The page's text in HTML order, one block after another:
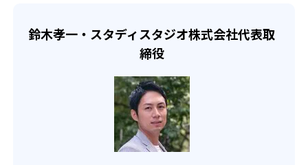
宿題の量や進め方に関しては、いつでも気軽に相談可能
鈴木孝一・スタディスタジオ株式会社代表取
締役